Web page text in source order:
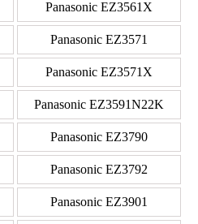
Panasonic EZ3561X
Panasonic EZ3571
Panasonic EZ3571X
Panasonic EZ3591N22K
Panasonic EZ3790
Panasonic EZ3792
Panasonic EZ3901